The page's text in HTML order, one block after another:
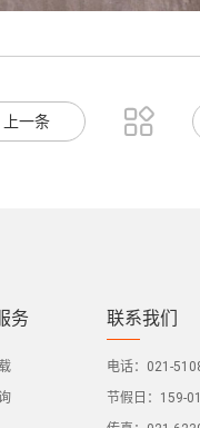
上一条 
务 联系我们
电话：021-
节假日：159-